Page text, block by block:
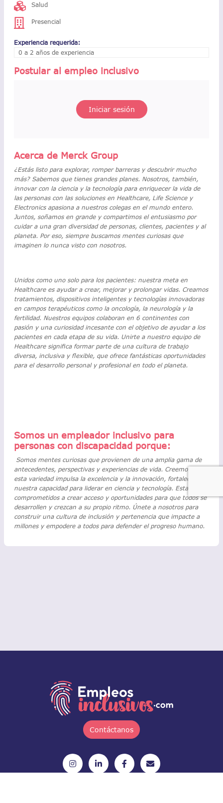
Salud
Presencial
Experiencia requerida:
0 a 2 años de experiencia
Postular al empleo inclusivo
Iniciar sesión
Acerca de Merck Group
¿Estás listo para explorar, romper barreras y descubrir mucho
más? Sabemos que tienes grandes planes. Nosotros, también,
innovar con la ciencia y la tecnología para enriquecer la vida de
las personas con las soluciones en Healthcare, Life Science y
Electronics apasiona a nuestros colegas en el mundo entero.
Juntos, soñamos en grande y compartimos el entusiasmo por
cuidar a una gran diversidad de personas, clientes, pacientes y al
planeta. Por eso, siempre buscamos mentes curiosas que
imaginen lo nunca visto con nosotros.
Unidos como uno solo para los pacientes: nuestra meta en
Healthcare es ayudar a crear, mejorar y prolongar vidas. Creamos
tratamientos, dispositivos inteligentes y tecnologías innovadoras
en campos terapéuticos como la oncología, la neurología y la
fertilidad. Nuestros equipos colaboran en 6 continentes con
pasión y una curiosidad incesante con el objetivo de ayudar a los
pacientes en cada etapa de su vida. Unirte a nuestro equipo de
Healthcare significa formar parte de una cultura de trabajo
diversa, inclusiva y flexible, que ofrece fantásticas oportunidades
para el desarrollo personal y profesional en todo el planeta.
Somos un empleador inclusivo para
personas con discapacidad porque:
Somos mentes curiosas que provienen de una amplia gama de
antecedentes, perspectivas y experiencias de vida. Creemos que
esta variedad impulsa la excelencia y la innovación, fortaleciendo
nuestra capacidad para liderar en ciencia y tecnología. Estamos
comprometidos a crear acceso y oportunidades para que todos se
desarrollen y crezcan a su propio ritmo. Únete a nosotros para
construir una cultura de inclusión y pertenencia que impacte a
millones y empodere a todos para defender el progreso humano.
Contáctanos